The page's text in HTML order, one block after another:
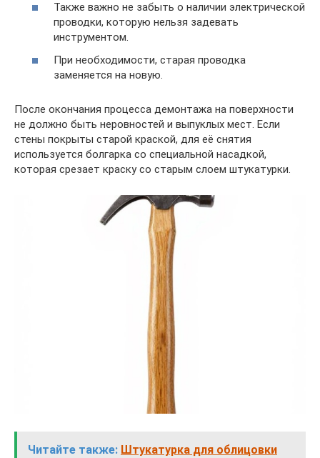
Также важно не забыть о наличии электрической
проводки, которую нельзя задевать
инструментом.
При необходимости, старая проводка
заменяется на новую.
После окончания процесса демонтажа на поверхности
не должно быть неровностей и выпуклых мест. Если
стены покрыты старой краской, для её снятия
используется болгарка со специальной насадкой,
которая срезает краску со старым слоем штукатурки.
Читайте также: Штукатурка для облицовки